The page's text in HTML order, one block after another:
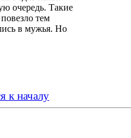
очередь. Такие
тем
в мужья. Но
к началу